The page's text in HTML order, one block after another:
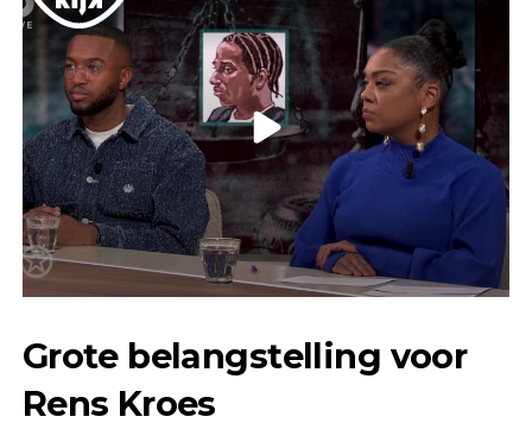
Grote belangstelling voor
Rens Kroes